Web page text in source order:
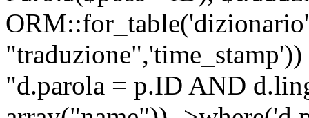
"d.parola = p.ID AND